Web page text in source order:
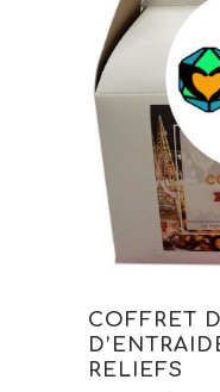
COFFRET
RELIEFS